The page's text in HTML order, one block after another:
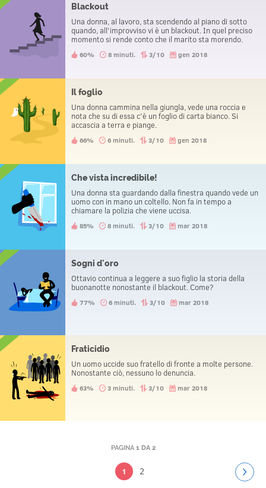
Blackout
Una donna, al lavoro, sta scendendo al piano di sotto
quando, all'improvviso vi è un blackout. In quel preciso
momento si rende conto che il marito sta morendo.
60% 8 minuti. 3/10 gen 2018
Il foglio
Una donna cammina nella giungla, vede una roccia e
nota che su di essa c'è un foglio di carta bianco. Si
accascia a terra e piange.
66% 6 minuti. 3/10 gen 2018
Che vista incredibile!
Una donna sta guardando dalla finestra quando vede un
uomo con in mano un coltello. Non fa in tempo a
chiamare la polizia che viene uccisa.
85% 8 minuti. 3/10 mar 2018
Sogni d'oro
Ottavio continua a leggere a suo figlio la storia della
buonanotte nonostante il blackout. Come?
77% 6 minuti. 3/10 mar 2018
Fraticidio
Un uomo uccide suo fratello di fronte a molte persone.
Nonostante ciò, nessuno lo denuncia.
63% 3 minuti. 3/10 mar 2018
PAGINA 1 DA 2
1 2